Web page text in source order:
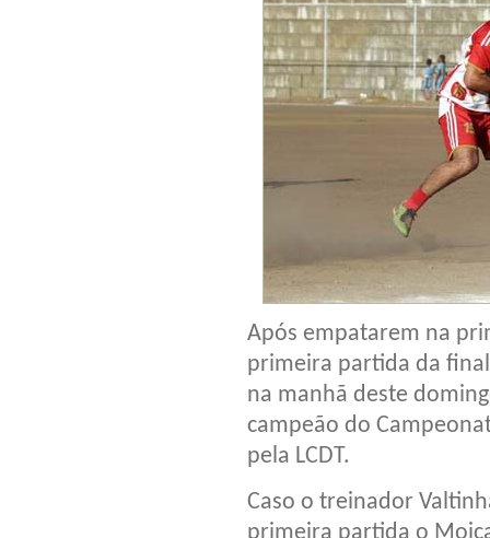
Após empatarem na
primeira partida da
na manhã deste
campeão do
pela LCDT.
Caso o treinador
primeira partida o